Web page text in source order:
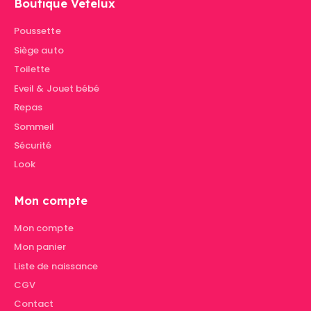
Boutique Vetelux
Poussette
Siège auto
Toilette
Eveil & Jouet bébé
Repas
Sommeil
Sécurité
Look
Mon compte
Mon compte
Mon panier
Liste de naissance
CGV
Contact